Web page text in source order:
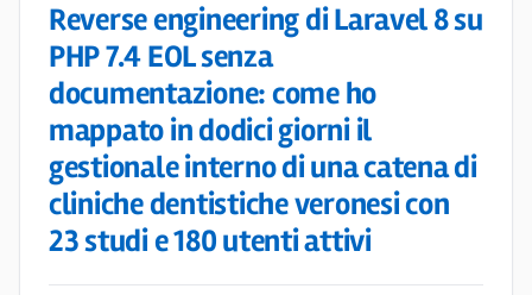
Reverse engineering di Laravel 8 su
PHP 7.4 EOL senza
documentazione: come ho
mappato in dodici giorni il
gestionale interno di una catena di
cliniche dentistiche veronesi con
23 studi e 180 utenti attivi